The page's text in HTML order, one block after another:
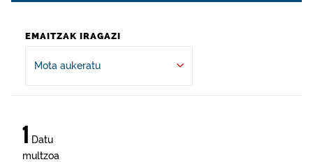
EMAITZAK IRAGAZI
Mota aukeratu
1 Datu
multzoa